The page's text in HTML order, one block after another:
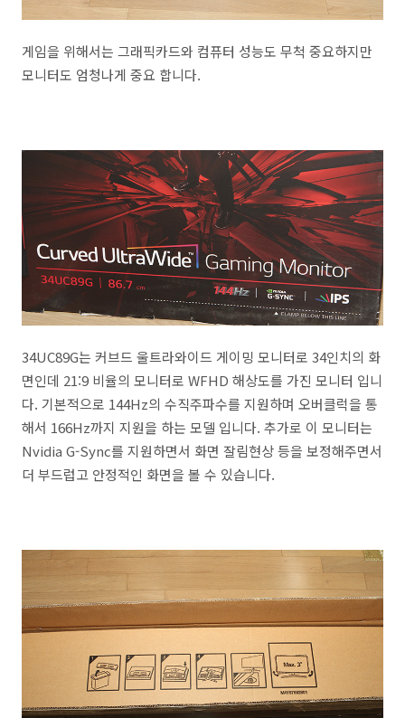
게임을 위해서는 그래픽카드와 컴퓨터 성능도 무척 중요하지만
모니터도 엄청나게 중요 합니다.
34UC89G는 커브드 울트라와이드 게이밍 모니터로 34인치의 화
면인데 21:9 비율의 모니터로 WFHD 해상도를 가진 모니터 입니
다. 기본적으로 144Hz의 수직주파수를 지원하며 오버클럭을 통
해서 166Hz까지 지원을 하는 모델 입니다. 추가로 이 모니터는
Nvidia G-Sync를 지원하면서 화면 잘림현상 등을 보정해주면서
더 부드럽고 안정적인 화면을 볼 수 있습니다.